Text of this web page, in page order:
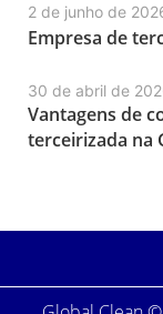
2 de junho de
Empresa de
30 de abril de
Vantagens de
terceirizada na